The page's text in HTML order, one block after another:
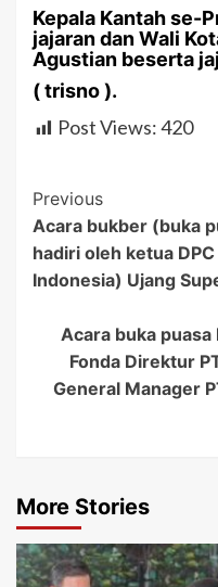
Kepala Kantah se-
jajaran dan Wali
Agustian beserta
( trisno ).
Post Views:420
Post
Navigation
Previous
Acara bukber (buka
hadiri oleh ketua
Indonesia) Ujang
Acara buka
Fonda Direktur
General Manager
More Stories